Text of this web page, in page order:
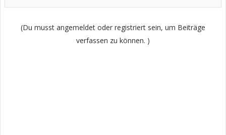
(Du musst angemeldet oder registriert sein, um Beiträge
verfassen zu können. )